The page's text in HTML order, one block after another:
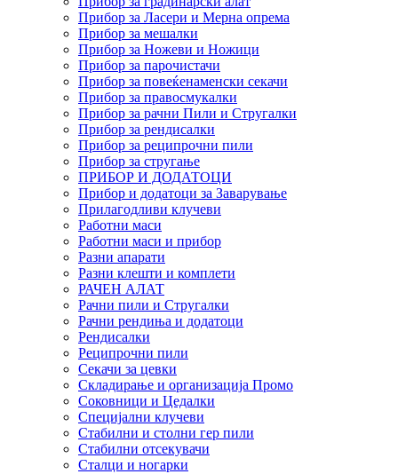
Прибор за Ласери и Мерна опрема
Прибор за мешалки
Прибор за Ножеви и Ножици
Прибор за парочистачи
Прибор за повеќенаменски секачи
Прибор за правосмукалки
Прибор за рачни Пили и Стругалки
Прибор за рендисалки
Прибор за реципрочни пили
Прибор за стругање
ПРИБОР И ДОДАТОЦИ
Прибор и додатоци за Заварување
Прилагодливи клучеви
Работни маси
Работни маси и прибор
Разни апарати
Разни клешти и комплети
РАЧЕН АЛАТ
Рачни пили и Стругалки
Рачни рендиња и додатоци
Рендисалки
Реципрочни пили
Секачи за цевки
Складирање и организација Промо
Соковници и Цедалки
Специјални клучеви
Стабилни и столни гер пили
Стабилни отсекувачи
Сталци и ногарки